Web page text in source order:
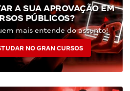
A SUA APROVAÇÃO EM
PÚBLICOS?
mais entende do assunto!
NO GRAN CURSOS